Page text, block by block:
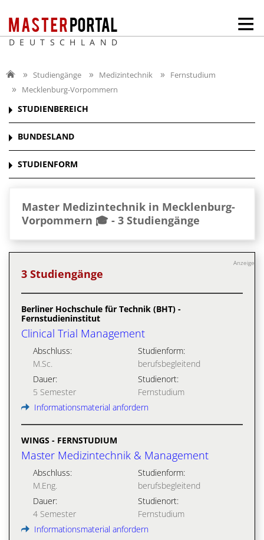
DEUTSCHLAND
Studiengänge Medizintechnik
Fernstudium
Mecklenburg-Vorpommern
STUDIENBEREICH
BUNDESLAND
STUDIENFORM
Master Medizintechnik in Mecklenburg-
Vorpommern 🎓 - 3 Studiengänge
Anzeige
3 Studiengänge
Berliner Hochschule für Technik (BHT) -
Fernstudieninstitut
Clinical Trial Management
Abschluss:
M.Sc.
Studienform:
berufsbegleitend
Dauer:
5 Semester
Studienort:
Fernstudium
Informationsmaterial anfordern
WINGS - FERNSTUDIUM
Master Medizintechnik & Management
Abschluss:
M.Eng.
Studienform:
berufsbegleitend
Dauer:
4 Semester
Studienort:
Fernstudium
Informationsmaterial anfordern